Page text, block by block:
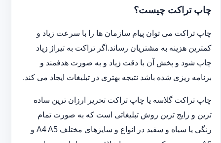
چاپ تراکت چیست؟
چاپ تراکت می توان پیام سازمان ها را با سرعت زیاد و
کمترین هزینه به مشتریان رساند.اگر تراکت به تیراژ زیاد
چاپ شود و پخش آن با دقت زیاد و به صورت هدفمند و
برنامه ریزی شده باشد نتیجه بهتری در تبلیغات ایجاد می کند.
چاپ تراکت گلاسه یا چاپ تراکت تحریر ارزان ترین ساده
ترین و رایج ترین روش تبلیغاتی است که به صورت تمام
رنگی یا سیاه و سفید در انواع و سایزهای مختلف A4 A5 و